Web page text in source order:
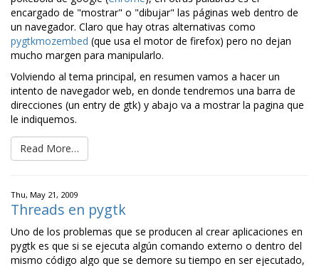
encargado de "mostrar" o "dibujar" las páginas web dentro de
un navegador. Claro que hay otras alternativas como
pygtkmozembed (que usa el motor de firefox) pero no dejan
mucho margen para manipularlo.
Volviendo al tema principal, en resumen vamos a hacer un
intento de navegador web, en donde tendremos una barra de
direcciones (un entry de gtk) y abajo va a mostrar la pagina que
le indiquemos.
Read More…
Thu, May 21, 2009
Threads en pygtk
Uno de los problemas que se producen al crear aplicaciones en
pygtk es que si se ejecuta algún comando externo o dentro del
mismo código algo que se demore su tiempo en ser ejecutado,